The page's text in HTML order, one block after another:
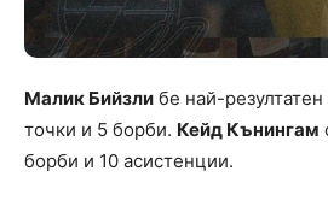
Малик Бийзли бе най-резултатен
точки и 5 борби. Кейд Кънингам
борби и 10 асистенции.